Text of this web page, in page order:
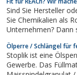
Sind Sie Hersteller
Sie Chemikalien als Roh-, Hilfs- oder Werkstoffe
Unternehmen? Dann sind
GmbH unterstützen
mit REACH
Ölperre / Schlängel für
Stoplik ist eine
Gewerbe. Das